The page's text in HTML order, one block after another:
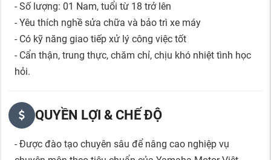
- Số lượng: 01 Nam, tuổi từ 18 trở lên
- Yêu thích nghề sửa chữa và bảo trì xe máy
- Có kỹ năng giao tiếp xử lý công việc tốt
- Cẩn thận, trung thực, chăm chỉ, chịu khó nhiệt tình học
hỏi.
QUYỀN LỢI & CHẾ ĐỘ
- Được đào tạo chuyên sâu để nâng cao nghiệp vụ